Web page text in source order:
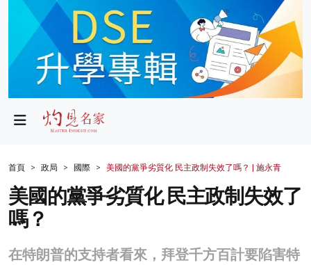
政局
財經
生活
健康
商業
首頁 政局 國際 美國的黨爭劣質化 民主政制失效了嗎？ | 施永青
美國的黨爭劣質化 民主政制失效了
嗎？
在特朗普的支持者看來，拜登千方百計要陷害特